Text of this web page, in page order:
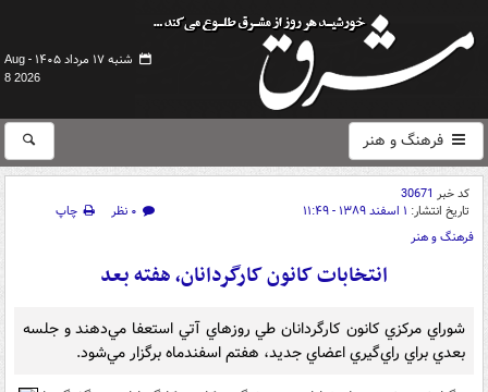
شنبه ۱۷ مرداد ۱۴۰۵ -
Aug
8 2026
فرهنگ و هنر
کد خبر 30671
تاریخ انتشار: ۱ اسفند ۱۳۸۹ - ۱۱:۴۹ ۰ نظر
چاپ
فرهنگ و هنر
انتخابات کانون کارگردانان، هفته بعد
شوراي مرکزي کانون کارگردانان طي روزهاي آتي استعفا مي‌دهند و جلسه
بعدي براي راي‌گيري اعضاي جديد، هفتم اسفندماه برگزار مي‌شود.